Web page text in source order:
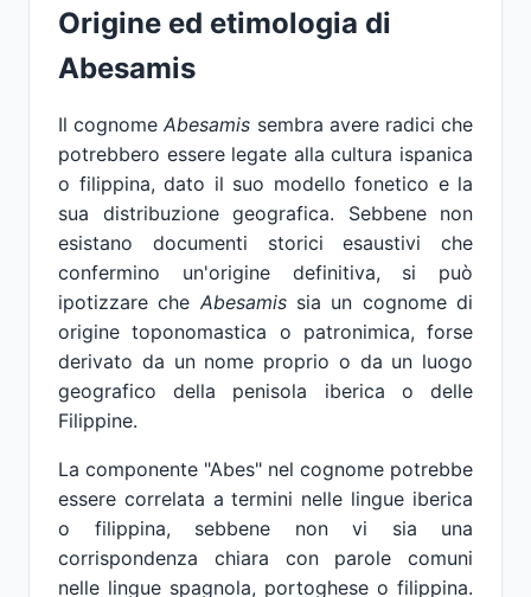
Origine ed etimologia di
Abesamis
Il cognomeAbesamis sembra avere radici che
potrebbero essere legate alla cultura ispanica
o filippina, dato il suo modello fonetico e la
sua distribuzione geografica. Sebbene non
esistano documenti storici esaustivi che
confermino un'origine definitiva, si può
ipotizzare che Abesamissia un cognome di
origine toponomastica o patronimica, forse
derivato da un nome proprio o da un luogo
geografico della penisola iberica o delle
Filippine.
La componente "Abes" nel cognome potrebbe
essere correlata a termini nelle lingue iberica
o filippina, sebbene non vi sia una
corrispondenza chiara con parole comuni
nelle lingue spagnola, portoghese o filippina.